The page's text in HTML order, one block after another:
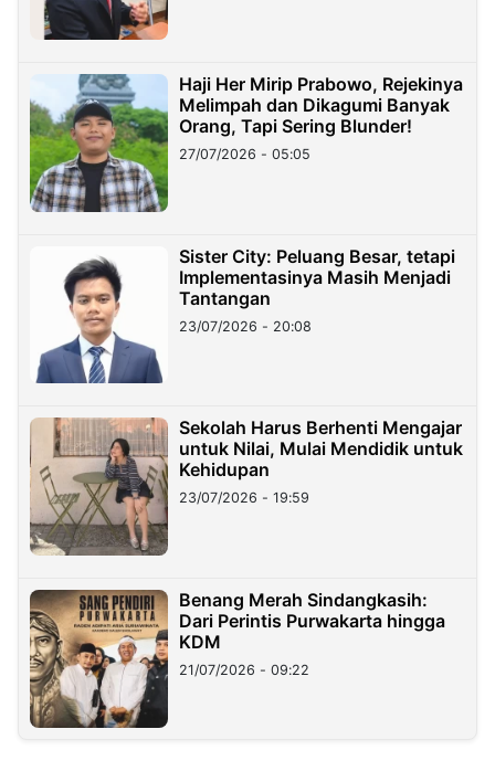
Haji Her Mirip Prabowo, Rejekinya
Melimpah dan Dikagumi Banyak
Orang, Tapi Sering Blunder!
27/07/2026 - 05:05
Sister City: Peluang Besar, tetapi
Implementasinya Masih Menjadi
Tantangan
23/07/2026 - 20:08
Sekolah Harus Berhenti Mengajar
untuk Nilai, Mulai Mendidik untuk
Kehidupan
23/07/2026 - 19:59
Benang Merah Sindangkasih:
Dari Perintis Purwakarta hingga
KDM
21/07/2026 - 09:22